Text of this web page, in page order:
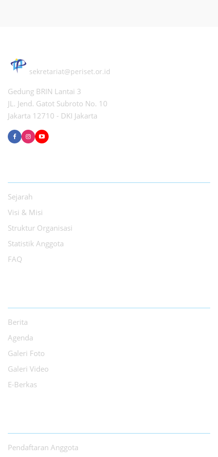
sekretariat@periset.or.id
Gedung BRIN Lantai 3
JL. Jend. Gatot Subroto No. 10
Jakarta 12710 - DKI Jakarta
Sejarah
Visi & Misi
Struktur Organisasi
Statistik Anggota
FAQ
Berita
Agenda
Galeri Foto
Galeri Video
E-Berkas
Pendaftaran Anggota